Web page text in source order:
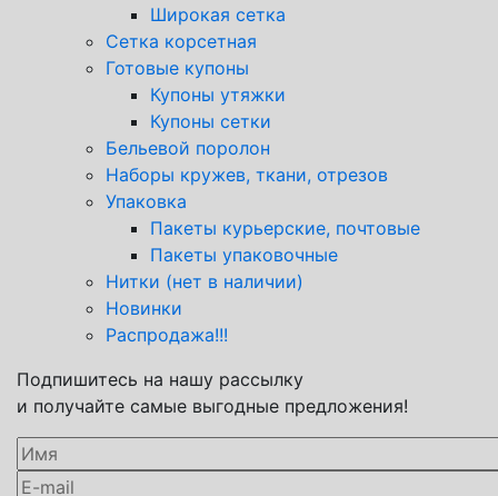
Широкая сетка
Сетка корсетная
Готовые купоны
Купоны утяжки
Купоны сетки
Бельевой поролон
Наборы кружев, ткани, отрезов
Упаковка
Пакеты курьерские, почтовые
Пакеты упаковочные
Нитки (нет в наличии)
Новинки
Распродажа!!!
Подпишитесь на нашу рассылку
и получайте самые выгодные предложения!